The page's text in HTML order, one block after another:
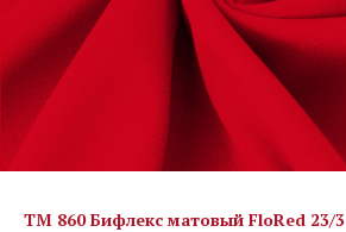
TM 860 Бифлекс матовый FloRed 23/3